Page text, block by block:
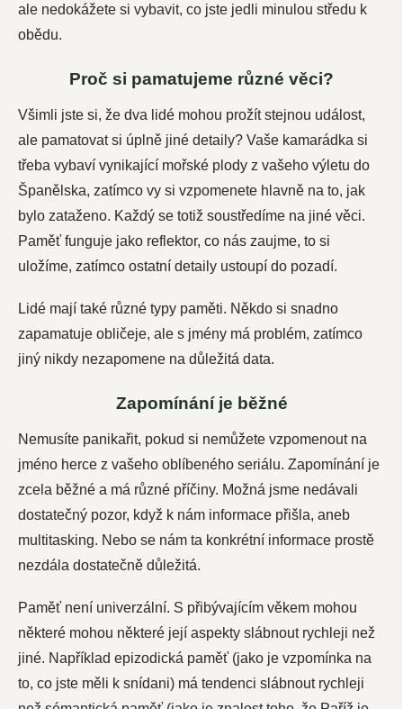
ale nedokážete si vybavit, co jste jedli minulou středu k
obědu.
Proč si pamatujeme různé věci?
Všimli jste si, že dva lidé mohou prožít stejnou událost,
ale pamatovat si úplně jiné detaily? Vaše kamarádka si
třeba vybaví vynikající mořské plody z vašeho výletu do
Španělska, zatímco vy si vzpomenete hlavně na to, jak
bylo zataženo. Každý se totiž soustředíme na jiné věci.
Paměť funguje jako reflektor, co nás zaujme, to si
uložíme, zatímco ostatní detaily ustoupí do pozadí.
Lidé mají také různé typy paměti. Někdo si snadno
zapamatuje obličeje, ale s jmény má problém, zatímco
jiný nikdy nezapomene na důležitá data.
Zapomínání je běžné
Nemusíte panikařit, pokud si nemůžete vzpomenout na
jméno herce z vašeho oblíbeného seriálu. Zapomínání je
zcela běžné a má různé příčiny. Možná jsme nedávali
dostatečný pozor, když k nám informace přišla, aneb
multitasking. Nebo se nám ta konkrétní informace prostě
nezdála dostatečně důležitá.
Paměť není univerzální. S přibývajícím věkem mohou
některé mohou některé její aspekty slábnout rychleji než
jiné. Například epizodická paměť (jako je vzpomínka na
to, co jste měli k snídani) má tendenci slábnout rychleji